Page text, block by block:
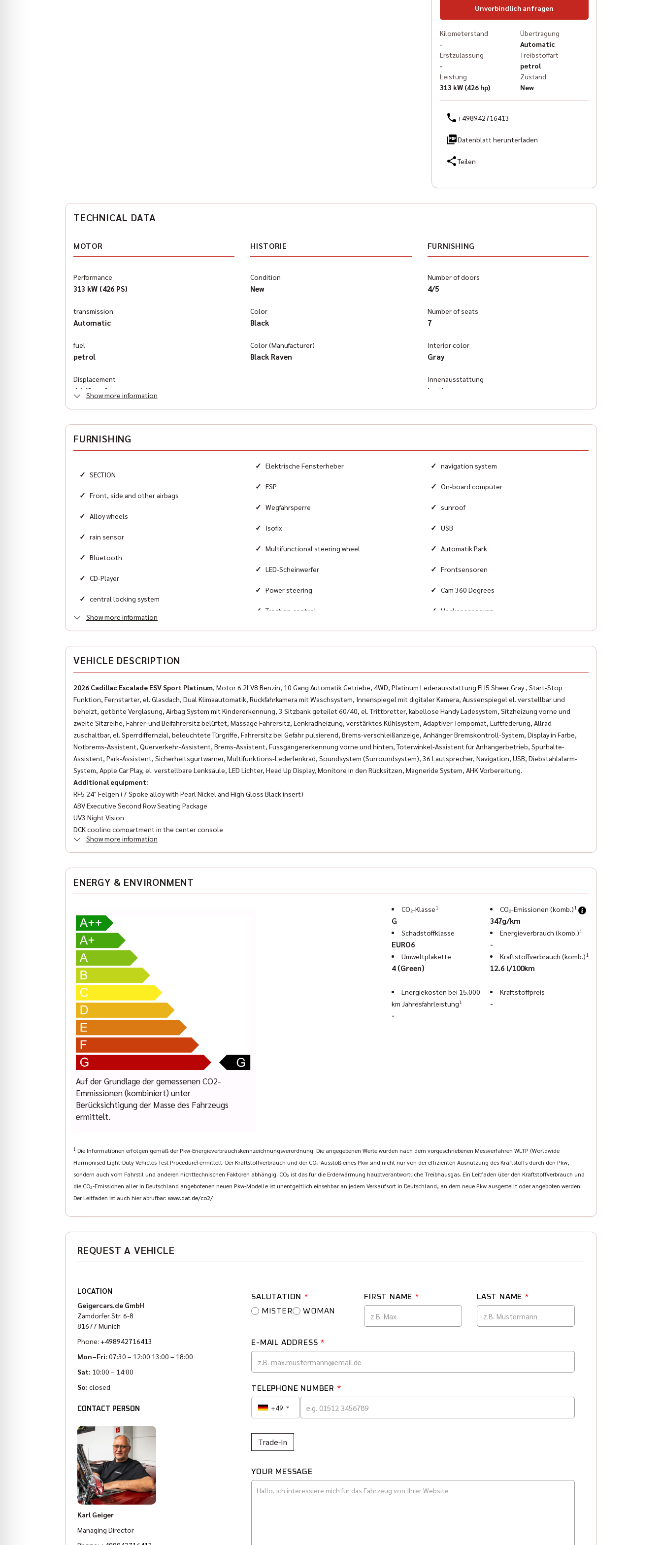
Unverbindlich anfragen
Kilometerstand
-
Erstzulassung
-
Leistung
313 kW (426 hp)
Übertragung
Automatic
Treibstoffart
petrol
Zustand
New
+498942716413
Datenblatt herunterladen
Teilen
TECHNICAL DATA
MOTOR
Performance
313 kW (426 PS)
transmission
Automatic
fuel
petrol
Displacement
6,162 cm³
all wheel drive
Geländewagen
HISTORIE
Condition
New
Color
Black
Color (Manufacturer)
Black Raven
FURNISHING
Number of doors
4/5
Number of seats
7
Interior color
Gray
Innenausstattung
leather
Automatic climatisation 3 zones
Sport Platinum
Show more information
FURNISHING
✓ SECTION
✓ Front, side and other airbags
✓ Alloy wheels
✓ rain sensor
✓ Bluetooth
✓ CD-Player
✓ central locking system
✓ Automatik Klimatisierung 3 Zonen
✓ Elektrische Fensterheber
✓ ESP
✓ Wegfahrsperre
✓ Isofix
✓ Multifunctional steering wheel
✓ LED-Scheinwerfer
✓ Power steering
✓ Traction control
✓ Leather steering wheel
✓ navigation system
✓ On-board computer
✓ sunroof
✓ USB
✓ Automatik Park
✓ Frontsensoren
✓ Cam 360 Degrees
✓ Heckensensoren
✓ Tuner
Show more information
VEHICLE DESCRIPTION
2026 Cadillac Escalade ESV Sport Platinum, Motor 6.2l V8 Benzin, 10 Gang Automatik Getriebe, 4WD, Platinum Lederausstattung EH5 Sheer Gray , Start-Stop
Funktion, Fernstarter, el. Glasdach, Dual Klimaautomatik, Rückfahrkamera mit Waschsystem, Innenspiegel mit digitaler Kamera, Aussenspiegel el. verstellbar und
beheizt, getönte Verglasung, Airbag System mit Kindererkennung, 3 Sitzbank geteilet 60/40, el. Trittbretter, kabellose Handy Ladesystem, Sitzheizung vorne und
zweite Sitzreihe, Fahrer-und Beifahrersitz belüftet, Massage Fahrersitz, Lenkradheizung, verstärktes Kühlsystem, Adaptiver Tempomat, Luftfederung, Allrad
zuschaltbar, el. Sperrdiffernzial, beleuchtete Türgriffe, Fahrersitz bei Gefahr pulsierend, Brems-verschleißanzeige, Anhänger Bremskontroll-System, Display in Farbe,
Notbrems-Assistent, Querverkehr-Assistent, Brems-Assistent, Fussgängererkennung vorne und hinten, Toterwinkel-Assistent für Anhängerbetrieb, Spurhalte-
Assistent, Park-Assistent, Sicherheitsgurtwarner, Multifunktions-Lederlenkrad, Soundsystem (Surroundsystem), 36 Lautsprecher, Navigation, USB, Diebstahlalarm-
System, Apple Car Play, el. verstellbare Lenksäule, LED Lichter, Head Up Display, Monitore in den Rücksitzen, Magneride System, AHK Vorbereitung.
Additional equipment:
RF5 24" Felgen (7 Spoke alloy with Pearl Nickel and High Gloss Black insert)
ABV Executive Second Row Seating Package
UV3 Night Vision
DCK cooling compartment in the center console
B3L electrically extendable running boards
EH5 Sheer Gray #62710
anspruchsvolle Fahrzeugveredelungen (auf Wunsch mit Leistungsmessung auf eigenem Prüfstand) zu unserer Produktpalette. Einige unserer Fahrzeugmodelle sowie
We are looking forward to your contact.
Sven Hoesser: (089) 427164-33
Pascal Halbroth: (089) 427164-19
Karl Geiger: (089) 427164-13
Elisabeth Ostermann: (089) 427 164 -18
www.indianmuenchen.com
www.geigercars.de
Errors, changes and prior sale reserved
Show more information
ENERGY & ENVIRONMENT
Auf der Grundlage der gemessenen CO2-
Emmissionen (kombiniert) unter
Berücksichtigung der Masse des Fahrzeugs
ermittelt.
CO₂-Klasse1
G
CO₂-Emissionen (komb.)1
347g/km
Schadstoffklasse
EURO6
Energieverbrauch (komb.)1
-
Umweltplakette
4 (Green)
Kraftstoffverbrauch (komb.)1
12.6 l/100km
Energiekosten bei 15.000
km Jahresfahrleistung1
-
Kraftstoffpreis
-
1 Die Informationen erfolgen gemäß der Pkw-Energieverbrauchskennzeichnungsverordnung. Die angegebenen Werte wurden nach dem vorgeschriebenen Messverfahren WLTP (Worldwide
Harmonised Light-Duty Vehicles Test Procedure) ermittelt. Der Kraftstoffverbrauch und der CO₂-Ausstoß eines Pkw sind nicht nur von der effizienten Ausnutzung des Kraftstoffs durch den Pkw,
sondern auch vom Fahrstil und anderen nichttechnischen Faktoren abhängig. CO₂ ist das für die Erderwärmung hauptverantwortliche Treibhausgas. Ein Leitfaden über den Kraftstoffverbrauch und
die CO₂-Emissionen aller in Deutschland angebotenen neuen Pkw-Modelle ist unentgeltlich einsehbar an jedem Verkaufsort in Deutschland, an dem neue Pkw ausgestellt oder angeboten werden.
Der Leitfaden ist auch hier abrufbar: www.dat.de/co2/
REQUEST A VEHICLE
LOCATION
Geigercars.de GmbH
Zamdorfer Str. 6-8
81677 Munich
Phone: +498942716413
Mon–Fri: 07:30 – 12:00 13:00 – 18:00
Sat: 10:00 – 14:00
So: closed
CONTACT PERSON
Karl Geiger
Managing Director
SALUTATION *
MISTER
WOMAN
FIRST NAME * LAST NAME *
E-MAIL ADDRESS *
TELEPHONE NUMBER *
+49
Trade-In
YOUR MESSAGE